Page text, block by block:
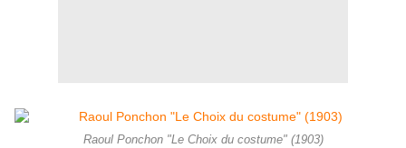
Raoul Ponchon "Le Choix du costume" (1903)